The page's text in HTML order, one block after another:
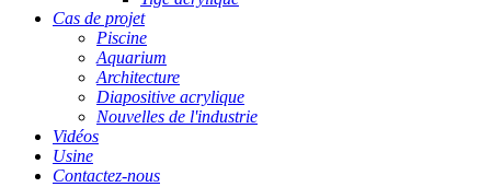
Cas de projet
Piscine
Aquarium
Architecture
Diapositive acrylique
Nouvelles de l'industrie
Vidéos
Usine
Contactez-nous